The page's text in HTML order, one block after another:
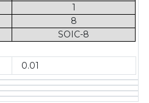
1
8
SOIC-8
0.01